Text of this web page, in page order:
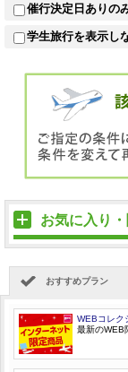
催行決定日ありの
学生旅行を表示し
お気に入り
おすすめプラン
WEBコレク
最新のWEB